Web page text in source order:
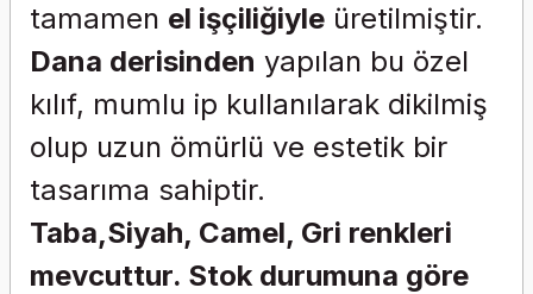
tamamen el işçiliğiyle üretilmiştir.
Dana derisinden yapılan bu özel
kılıf, mumlu ip kullanılarak dikilmiş
olup uzun ömürlü ve estetik bir
tasarıma sahiptir.
Taba,Siyah, Camel, Gri renkleri
mevcuttur. Stok durumuna göre